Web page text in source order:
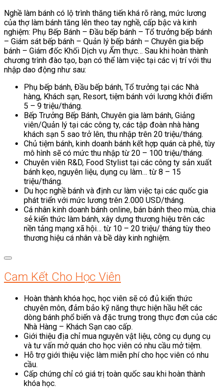
Nghề làm bánh có lộ trình thăng tiến khá rõ ràng, mức lương
của thợ làm bánh tăng lên theo tay nghề, cấp bậc và kinh
nghiệm: Phụ Bếp Bánh – Đầu bếp bánh – Tổ trưởng bếp bánh
– Giám sát bếp bánh – Quản lý bếp bánh – Chuyên gia bếp
bánh – Giám đốc Khối Dịch vụ Ẩm thực… Sau khi hoàn thành
chương trình đào tạo, bạn có thể làm việc tại các vị trí với thu
nhập dao động như sau:
Phụ bếp bánh, Đầu bếp bánh, Tổ trưởng tại các Nhà
hàng, Khách sạn, Resort, tiệm bánh với lương khởi điểm
5 – 9 triệu/tháng.
Bếp Trưởng Bếp Bánh, Chuyên gia làm bánh, Giảng
viên/Quản lý tại các công ty, các tập đoàn nhà hàng
khách sạn 5 sao trở lên, thu nhập trên 20 triệu/tháng.
Chủ tiệm bánh, kinh doanh bánh kết hợp quán cà phê, tùy
mô hình sẽ có mức thu nhập từ 20 – 100 triệu/tháng.
Chuyên viên R&D, Food Stylist tại các công ty sản xuất
bánh kẹo, nguyên liệu, dụng cụ làm… từ 8 – 15
triệu/tháng.
Du học nghề bánh và định cư làm việc tại các quốc gia
phát triển với mức lương trên 2.000 USD/tháng.
Cá nhân kinh doanh bánh online, bán bánh theo mùa, chia
sẻ kiến thức làm bánh, xây dựng thương hiệu trên các
nền tảng mạng xã hội… từ 10 – 20 triệu/ tháng tùy theo
thương hiệu cá nhân và bề dày kinh nghiệm.
Cam Kết Cho Học Viên
Hoàn thành khóa học, học viên sẽ có đủ kiến thức
chuyên môn, đảm bảo kỹ năng thực hiện hầu hết các
dòng bánh phổ biến và đặc trưng trong thực đơn của các
Nhà Hàng – Khách Sạn cao cấp.
Giới thiệu địa chỉ mua nguyên vật liệu, công cụ dụng cụ
và tư vấn mở quán cho học viên có nhu cầu mở tiệm.
Hỗ trợ giới thiệu việc làm miễn phí cho học viên có nhu
cầu.
Cấp chứng chỉ có giá trị toàn quốc sau khi hoàn thành
khóa học.